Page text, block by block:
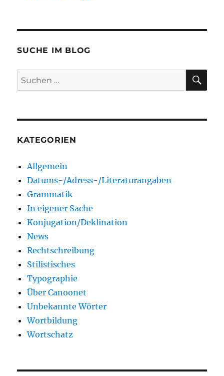
SUCHE IM BLOG
Suchen
nach:
KATEGORIEN
Allgemein
Datums-/Adress-/Literaturangaben
Grammatik
In eigener Sache
Konjugation/Deklination
News
Rechtschreibung
Stilistisches
Typographie
Über Canoonet
Unbekannte Wörter
Wortbildung
Wortschatz